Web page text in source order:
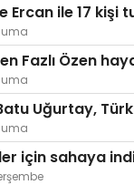
ile 17 kişi
Fazlı Özen
Uğurtay,
için sahaya